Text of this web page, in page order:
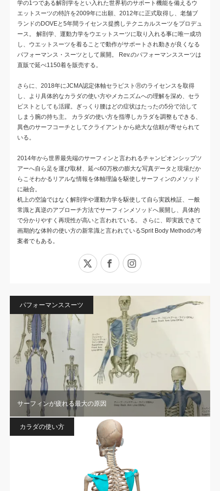
学の1つである解剖学をとい入れた世界初のサポート機能を備えるウ
エットスーツの特許を2009年に出願、2012年に正式取得し、老舗ブ
ランドのDOVEと5年間ライセンス提携しテクニカルスーツをプロデュ
ース。 解剖学、運動力学をウエットスーツに取り入れる事に唯一成功
し、ウエットスーツを着ることで動作がサポートされ動きが良くなる
パフォーマンス・スーツとして展開。 Rev.のパフォーマンススーツは
直販で延べ1150着を販売する。
さらに、2018年にJCMA認定体軸セラピストⓇのライセンスを取得
し、より具体的なカラダの使い方やメカニズムへの理解を深め、セラ
ピストとしても活躍。ぎっくり腰はどの症状はたったの5分で治して
しまう腕の持ち主。 カラダの使い方を指導しカラダを調整もできる、
異色のサーフコーチとしてクライアントから絶大な信頼が寄せられて
いる。
2014年から世界最先端のサーフィンと言われるチャンピオンシップツ
アーへ自ら足を運び取材、延べ60万枚の膨大な写真データと現場だか
らこそわかるリアルな情報を体軸理論を駆使しサーフィンのメソッド
に融合。
机上の空論ではなく解剖学や運動力学を駆使して自ら実践検証、一般
常識と真逆のアプローチ方法でサーフィンメソッドへ展開し、具体的
で分かりやすく再現性が高いと言われている。 さらに、即実践できて
画期的な体幹の使い方の新常識と言われているSprit Body Methodの考
案者でもある。
Facebook
パフォーマンススーツ
サーフィンが疲れる最大の原因
カラダの使い方